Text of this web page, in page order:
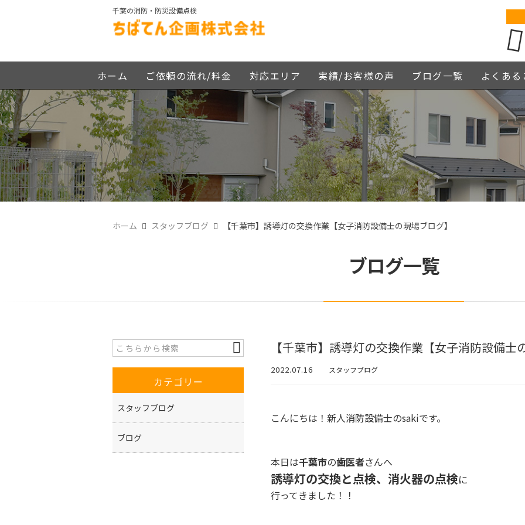
千葉の消防・防災設備点検
ホーム ご依頼の流れ/料金 対応エリア 実績/お客様の声 ブログ一覧 よくある
ホーム スタッフブログ 【千葉市】誘導灯の交換作業【女子消防設備士の現場ブログ】
ブログ一覧
【千葉市】誘導灯の交換作業【女子消防設備士
2022.07.16 スタッフブログ
こんにちは！新人消防設備士のsakiです。
本日は千葉市の歯医者さんへ
誘導灯の交換と点検、消火器の点検に
行ってきました！！
カテゴリー
スタッフブログ
ブログ